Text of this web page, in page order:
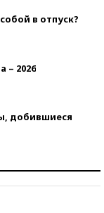
в отпуск?
– 2026
добившиеся